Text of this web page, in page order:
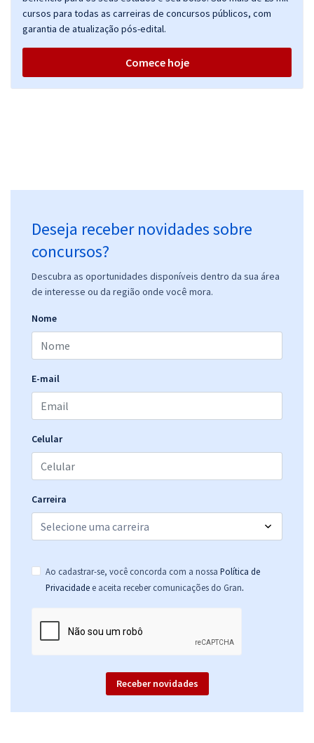
cursos para todas as carreiras de concursos públicos, com
garantia de atualização pós-edital.
Comece hoje
Deseja receber novidades sobre
concursos?
Descubra as oportunidades disponíveis dentro da sua área
de interesse ou da região onde você mora.
Nome
E-mail
Celular
Carreira
Ao cadastrar-se, você concorda com a nossa Política de
Privacidade e aceita receber comunicações do Gran.
Receber novidades